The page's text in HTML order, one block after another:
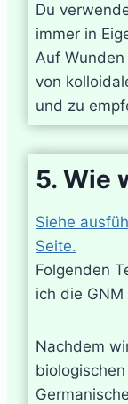
Du
immer in
Auf
von
und zu
5. Wie
Siehe
Seite.
Folgenden
ich die
Nachdem